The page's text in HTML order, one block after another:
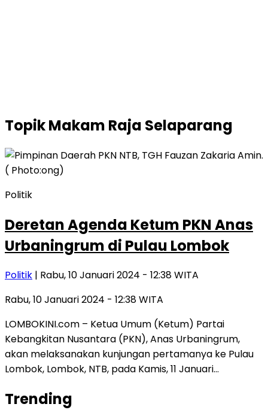
TopikMakam Raja Selaparang
Politik
Deretan Agenda Ketum PKN Anas
Urbaningrum di Pulau Lombok
Politik | Rabu, 10 Januari 2024 - 12:38 WITA
Rabu, 10 Januari 2024 - 12:38 WITA
LOMBOKINI.com – Ketua Umum (Ketum) Partai
Kebangkitan Nusantara (PKN), Anas Urbaningrum,
akan melaksanakan kunjungan pertamanya ke Pulau
Lombok, Lombok, NTB, pada Kamis, 11 Januari…
Trending